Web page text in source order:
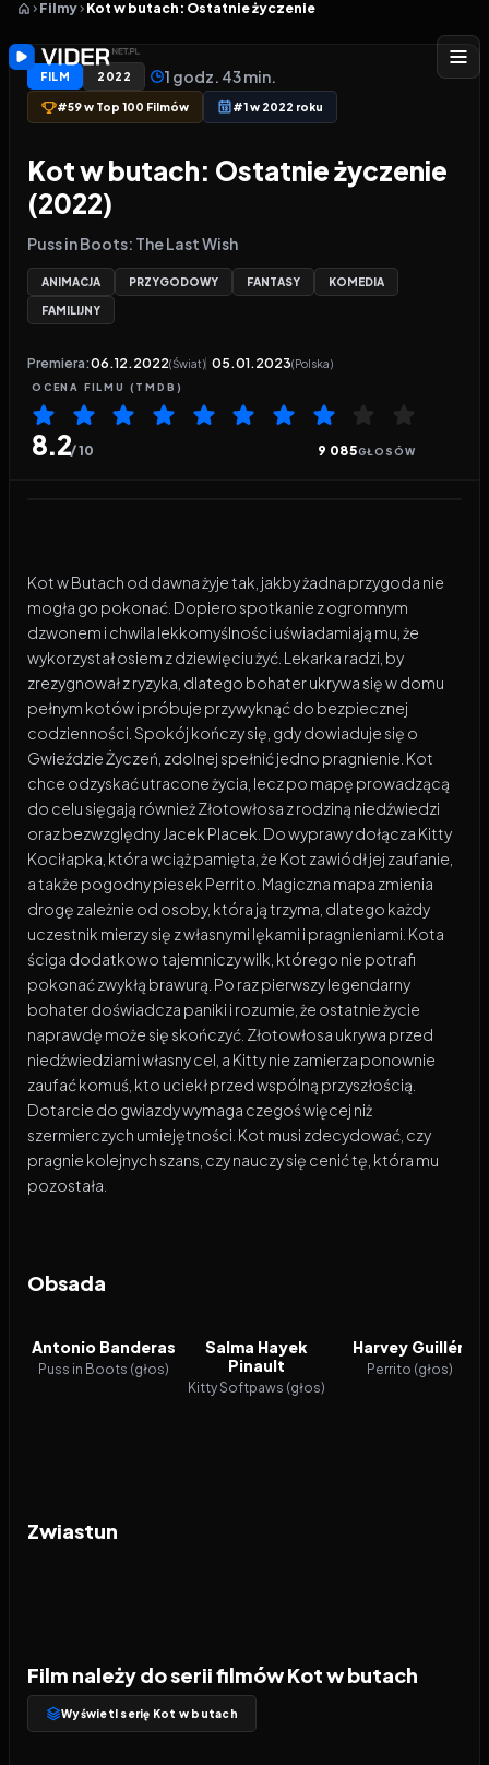
Filmy Kot w butach: Ostatnie życzenie
FILM 2022 1 godz. 43 min.
#59 w Top 100 Filmów #1 w 2022 roku
Kot w butach: Ostatnie życzenie
(2022)
Puss in Boots: The Last Wish
ANIMACJA PRZYGODOWY FANTASY KOMEDIA
FAMILIJNY
Premiera:06.12.2022(Świat) 05.01.2023(Polska)
OCENA FILMU (TMDB)
8.2/ 10 9 085GŁOSÓW
Kot w Butach od dawna żyje tak, jakby żadna przygoda nie
mogła go pokonać. Dopiero spotkanie z ogromnym
dzwonem i chwila lekkomyślności uświadamiają mu, że
wykorzystał osiem z dziewięciu żyć. Lekarka radzi, by
zrezygnował z ryzyka, dlatego bohater ukrywa się w domu
pełnym kotów i próbuje przywyknąć do bezpiecznej
codzienności. Spokój kończy się, gdy dowiaduje się o
Gwieździe Życzeń, zdolnej spełnić jedno pragnienie. Kot
chce odzyskać utracone życia, lecz po mapę prowadzącą
do celu sięgają również Złotowłosa z rodziną niedźwiedzi
oraz bezwzględny Jacek Placek. Do wyprawy dołącza Kitty
Kociłapka, która wciąż pamięta, że Kot zawiódł jej zaufanie,
a także pogodny piesek Perrito. Magiczna mapa zmienia
drogę zależnie od osoby, która ją trzyma, dlatego każdy
uczestnik mierzy się z własnymi lękami i pragnieniami. Kota
ściga dodatkowo tajemniczy wilk, którego nie potrafi
pokonać zwykłą brawurą. Po raz pierwszy legendarny
bohater doświadcza paniki i rozumie, że ostatnie życie
naprawdę może się skończyć. Złotowłosa ukrywa przed
niedźwiedziami własny cel, a Kitty nie zamierza ponownie
zaufać komuś, kto uciekł przed wspólną przyszłością.
Dotarcie do gwiazdy wymaga czegoś więcej niż
szermierczych umiejętności. Kot musi zdecydować, czy
pragnie kolejnych szans, czy nauczy się cenić tę, która mu
pozostała.
Obsada
Antonio Banderas
Puss in Boots (głos)
Salma Hayek
Pinault
Kitty Softpaws (głos)
Harvey Guillén
Perrito (głos)
Zwiastun
Film należy do serii filmów Kot w butach
Wyświetl serię Kot w butach